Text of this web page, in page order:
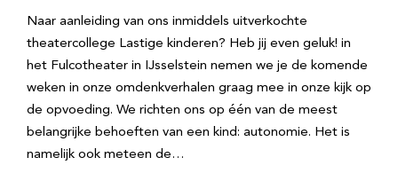
Naar aanleiding van ons inmiddels uitverkochte
theatercollege Lastige kinderen? Heb jij even geluk! in
het Fulcotheater in IJsselstein nemen we je de komende
weken in onze omdenkverhalen graag mee in onze kijk op
de opvoeding. We richten ons op één van de meest
belangrijke behoeften van een kind: autonomie. Het is
namelijk ook meteen de…